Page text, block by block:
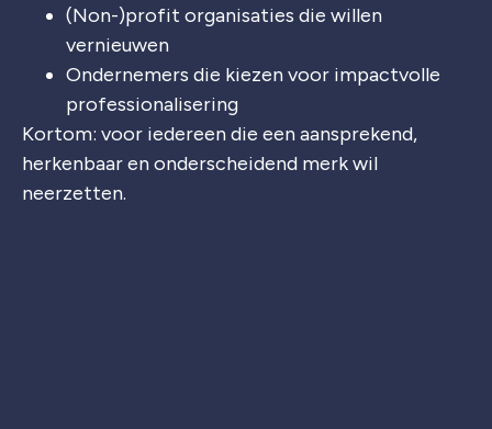
(Non-)profit organisaties die willen
vernieuwen
Ondernemers die kiezen voor impactvolle
professionalisering
Kortom: voor iedereen die een aansprekend,
herkenbaar en onderscheidend merk wil
neerzetten.